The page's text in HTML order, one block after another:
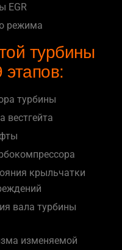
EGR
режима
турбины
этапов:
турбины
вестгейта
крыльчатки
вала турбины
изменяемой